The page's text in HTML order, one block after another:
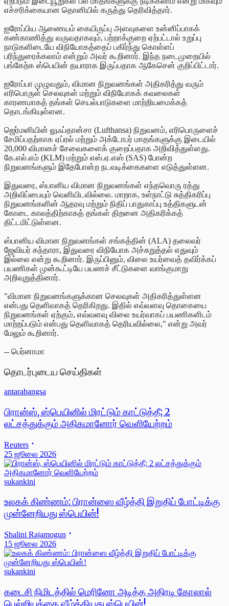
எச்சரிக்கையான தொனியில் கருத்து தெரிவித்தார்.
ஐரோப்பிய ஆணையம் கையிருப்பு அளவுகளை உன்னிப்பாகக்
கண்காணித்து வருவதாகவும், பற்றாக்குறை ஏற்பட்டால் உறுப்பு
நாடுகளிடையே விநியோகத்தைப் பகிர்ந்து கொள்ளப்
பரிந்துரைக்கலாம் என்றும் அவர் கூறினார். இந்த நடைமுறையில்
பங்கேற்க ஸ்பெயின் தயாராக இருப்பதாக ஆகேசென் குறிப்பிட்டார்.
ஐரோப்பா முழுவதும், விமான நிறுவனங்கள் அதிகரித்து வரும்
எரிபொருள் செலவுகள் மற்றும் விநியோகக் கவலைகள்
காரணமாகத் தங்கள் செயல்பாடுகளை மாற்றியமைக்கத்
தொடங்கியுள்ளன.
ஜெர்மனியின் லுஃப்தான்சா (Lufthansa) நிறுவனம், எரிபொருளைச்
சேமிப்பதற்காக ஏப்ரல் மற்றும் அக்டோபர் மாதங்களுக்கு இடையில்
20,000 விமானச் சேவைகளைக் குறைப்பதாக அறிவித்துள்ளது.
கே.எல்.எம் (KLM) மற்றும் எஸ்.ஏ.எஸ் (SAS) போன்ற
நிறுவனங்களும் இதேபோன்ற நடவடிக்கைகளை எடுத்துள்ளன.
இதுவரை, ஸ்பானிய விமான நிறுவனங்கள் எந்தவொரு ரத்து
அறிவிப்பையும் வெளியிடவில்லை. மாறாக, உள்நாட்டு சுத்திகரிப்பு
நிறுவனங்களின் ஆதரவு மற்றும் நிதிப் பாதுகாப்பு உத்திகளுடன்
கோடை காலத்திற்காகத் தங்கள் திறனை அதிகரிக்கத்
திட்டமிட்டுள்ளன.
ஸ்பானிய விமான நிறுவனங்கள் சங்கத்தின் (ALA) தலைவர்
ஜேவியர் கந்தாரா, இதுவரை விநியோக அச்சுறுத்தல் எதுவும்
இல்லை என்று கூறினார். இருப்பினும், விலை உயர்வைத் தவிர்க்கப்
பயணிகள் முன்கூட்டியே பயணச் சீட்டுகளை வாங்குமாறு
அறிவுறுத்தினார்.
"விமான நிறுவனங்களுக்கான செலவுகள் அதிகரித்துள்ளன
என்பது தெளிவாகத் தெரிகிறது. இதில் எவ்வளவு தொகையை
நிறுவனங்கள் ஏற்கும், எவ்வளவு விலை உயர்வாகப் பயணிகளிடம்
மாற்றப்படும் என்பது தெளிவாகத் தெரியவில்லை," என்று அவர்
மேலும் கூறினார்.
-- பெர்னாமா
தொடர்புடைய செய்திகள்
antarabangsa
பிரான்ஸ், ஸ்பெயினில் மிரட்டும் காட்டுத்தீ; 2
லட்சத்துக்கும் அதிகமானோர் வெளியேற்றம்
Reuters
25 ஜூலை 2026
sukankini
உலகக் கிண்ணம்: பிரான்ஸை வீழ்த்தி இறுதிப் போட்டிக்கு
முன்னேறியது ஸ்பெயின்!
Shalini Rajamogun
15 ஜூலை 2026
sukankini
கடைசி நிமிடத்தில் மெரினோ அடித்த அதிரடி கோலால்
பெல்ஜியத்தை வீழ்த்தியது ஸ்பெயின்!